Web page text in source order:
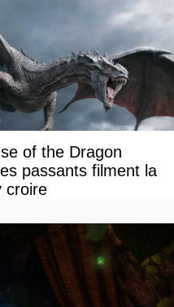
of the Dragon
passants filment la
croire